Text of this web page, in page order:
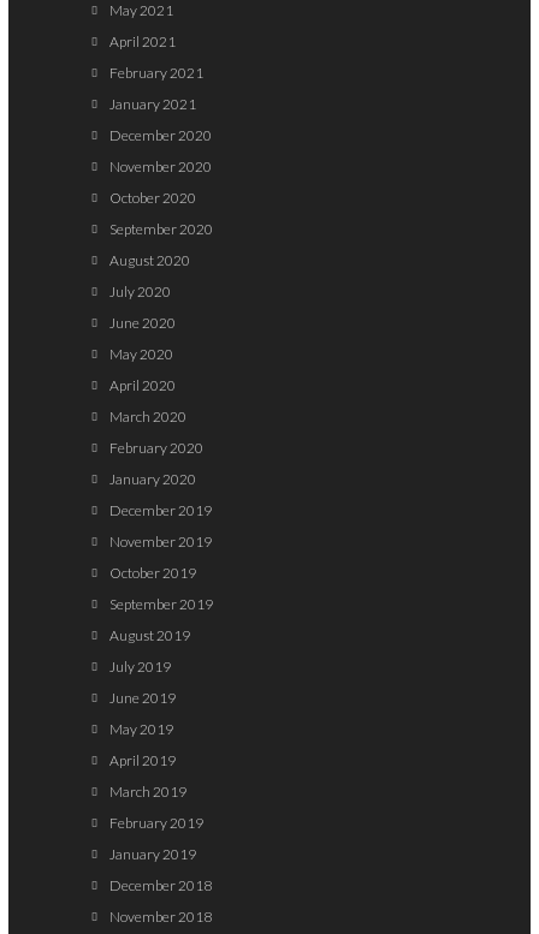
May 2021
April 2021
February 2021
January 2021
December 2020
November 2020
October 2020
September 2020
August 2020
July 2020
June 2020
May 2020
April 2020
March 2020
February 2020
January 2020
December 2019
November 2019
October 2019
September 2019
August 2019
July 2019
June 2019
May 2019
April 2019
March 2019
February 2019
January 2019
December 2018
November 2018